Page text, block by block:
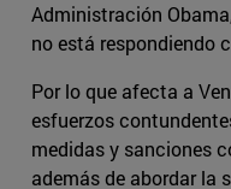
Administración
no está respondiendo
Por lo que afecta a
esfuerzos
medidas y sanciones
además de abordar